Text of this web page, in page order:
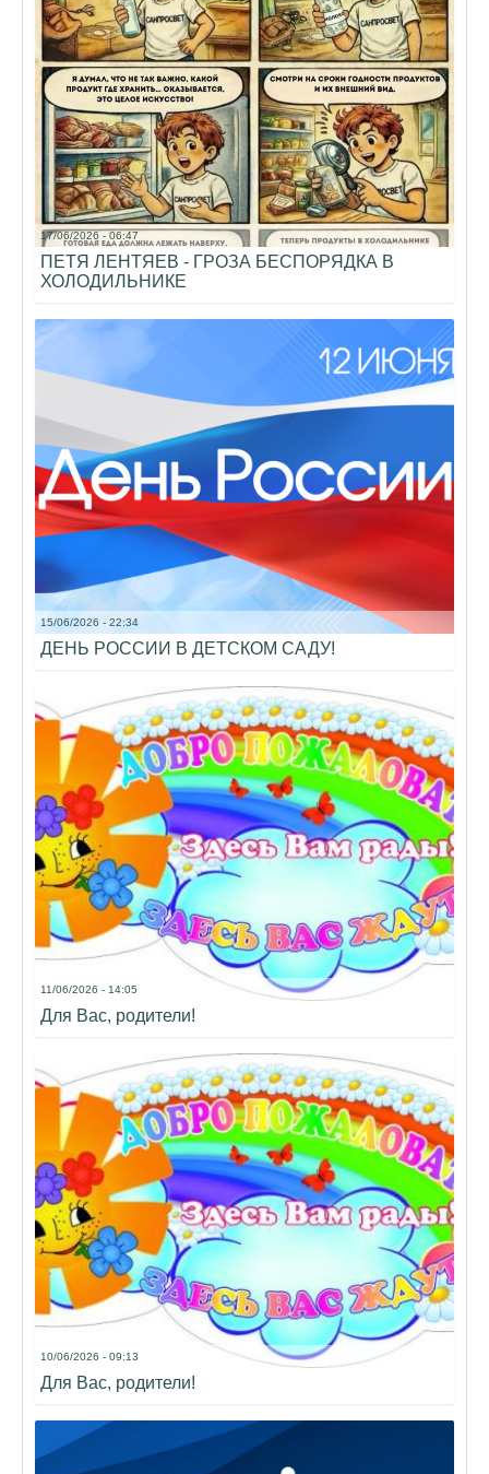
17/06/2026 - 06:47
ПЕТЯ ЛЕНТЯЕВ - ГРОЗА БЕСПОРЯДКА В
ХОЛОДИЛЬНИКЕ
15/06/2026 - 22:34
ДЕНЬ РОССИИ В ДЕТСКОМ САДУ!
11/06/2026 - 14:05
Для Вас, родители!
10/06/2026 - 09:13
Для Вас, родители!